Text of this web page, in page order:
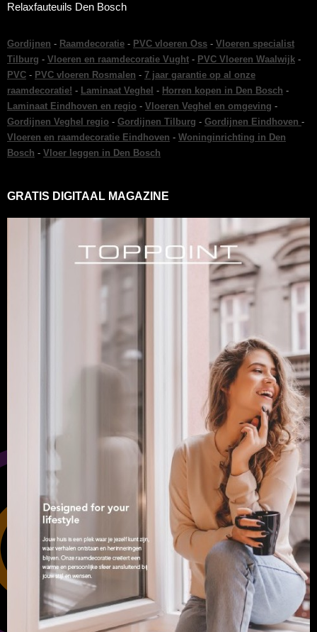
Relaxfauteuils Den Bosch
Gordijnen - Raamdecoratie - PVC vloeren Oss - Vloeren specialist
Tilburg - Vloeren en raamdecoratie Vught - PVC Vloeren Waalwijk -
PVC - PVC vloeren Rosmalen - 7 jaar garantie op al onze
raamdecoratie! - Laminaat Veghel - Horren kopen in Den Bosch -
Laminaat Eindhoven en regio - Vloeren Veghel en omgeving -
Gordijnen Veghel regio - Gordijnen Tilburg - Gordijnen Eindhoven -
Vloeren en raamdecoratie Eindhoven - Woninginrichting in Den
Bosch - Vloer leggen in Den Bosch
GRATIS DIGITAAL MAGAZINE